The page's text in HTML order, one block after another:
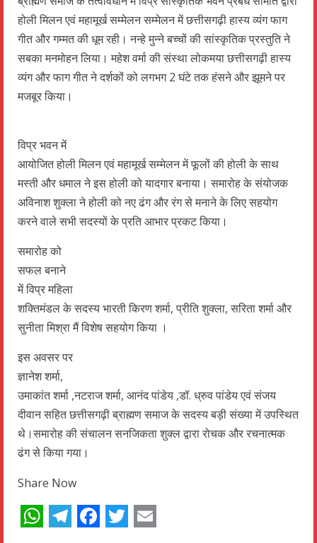
होली मिलन एवं महामूर्ख सम्मेलन सम्मेलन में छत्तीसगढ़ी हास्य व्यंग फाग
गीत और गम्मत की धूम रही। नन्हे मुन्ने बच्चों की सांस्कृतिक प्रस्तुति ने
सबका मनमोहन लिया। महेश वर्मा की संस्था लोकमया छत्तीसगढ़ी हास्य
व्यंग और फाग गीत ने दर्शकों को लगभग 2 घंटे तक हंसने और झूमने पर
मजबूर किया।
विप्र भवन में
आयोजित होली मिलन एवं महामूर्ख सम्मेलन में फूलों की होली के साथ
मस्ती और धमाल ने इस होली को यादगार बनाया। समारोह के संयोजक
अविनाश शुक्ला ने होली को नए ढंग और रंग से मनाने के लिए सहयोग
करने वाले सभी सदस्यों के प्रति आभार प्रकट किया।
समारोह को
सफल बनाने
में विप्र महिला
शक्तिमंडल के सदस्य भारती किरण शर्मा, प्रीति शुक्ला, सरिता शर्मा और
सुनीता मिश्रा मैं विशेष सहयोग किया ।
इस अवसर पर
ज्ञानेश शर्मा,
उमाकांत शर्मा ,नटराज शर्मा, आनंद पांडेय ,डॉ. ध्रुव पांडेय एवं संजय
दीवान सहित छत्तीसगढ़ी ब्राह्मण समाज के सदस्य बड़ी संख्या में उपस्थित
थे।समारोह की संचालन सनजिकता शुक्ल द्वारा रोचक और रचनात्मक
ढंग से किया गया।
Share Now